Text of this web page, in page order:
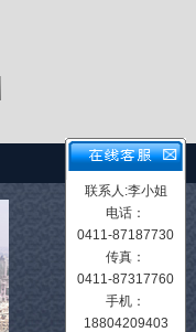
联系人:李小姐
电话：
0411-87187730
传真：
0411-87317760
手机：
18804209403